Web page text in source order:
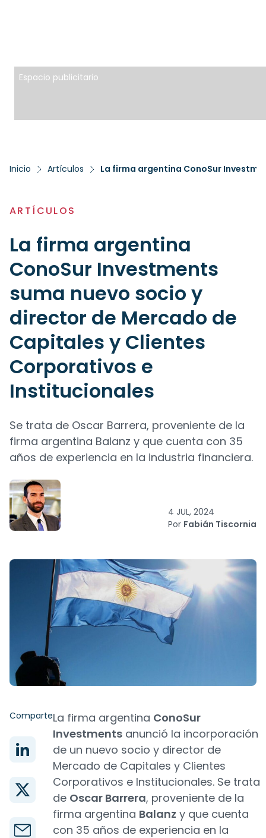
Espacio publicitario
Inicio Artículos
ARTÍCULOS
La firma argentina
ConoSur Investments
suma nuevo socio y
director de Mercado de
Capitales y Clientes
Corporativos e
Institucionales
Se trata de Oscar Barrera, proveniente de la
firma argentina Balanz y que cuenta con 35
años de experiencia en la industria financiera.
4 JUL, 2024
Por Fabián Tiscornia
ComparteLa firma argentina ConoSur
Investments anunció la incorporación
de un nuevo socio y director de
Mercado de Capitales y Clientes
Corporativos e Institucionales. Se trata
de Oscar Barrera, proveniente de la
firma argentina Balanz y que cuenta
con 35 años de experiencia en la